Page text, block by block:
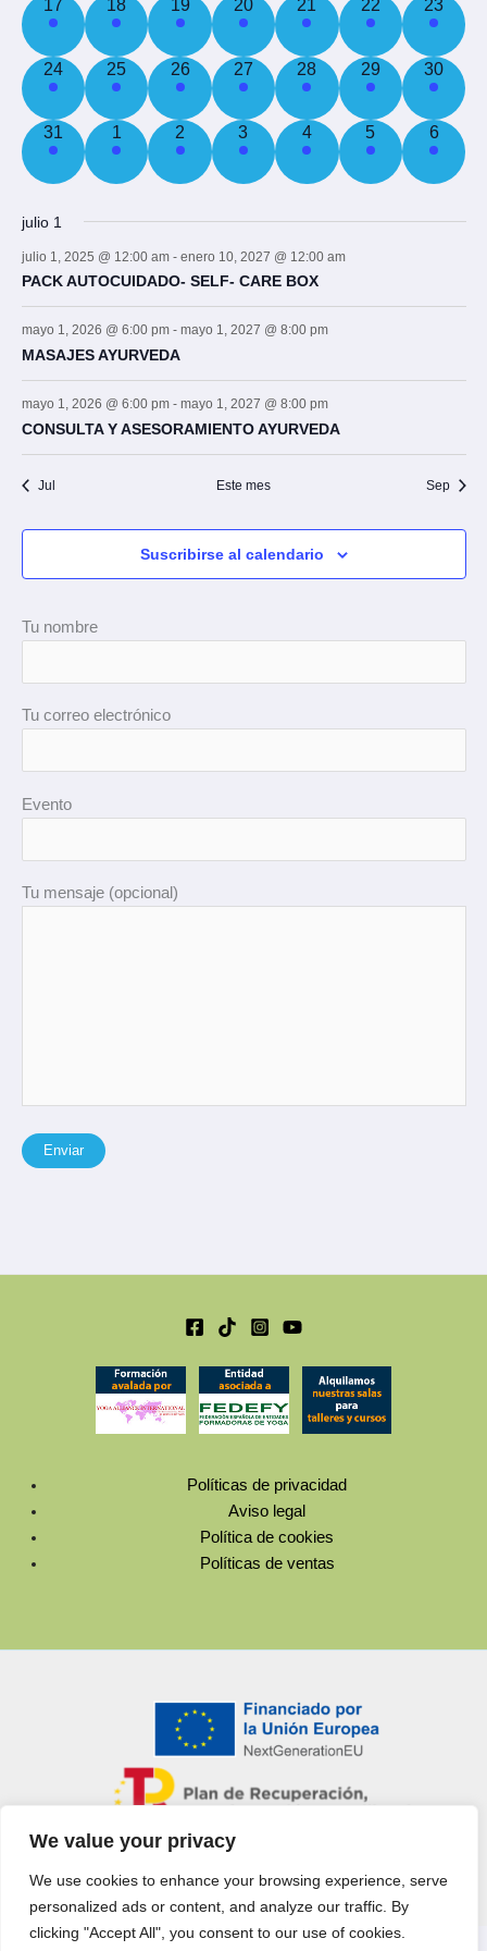
We value your privacy
We use cookies to enhance your browsing experience, serve
personalized ads or content, and analyze our traffic. By
clicking "Accept All", you consent to our use of cookies.
3
eventos,
17
3
eventos,
18
3
eventos,
19
3
eventos,
20
3
eventos,
21
3
eventos,
22
3
23
3
eventos,
24
3
eventos,
25
3
eventos,
26
3
eventos,
27
4
eventos,
28
4
eventos,
29
4
30
3
eventos,
31
3
eventos,
1
3
eventos,
2
3
eventos,
3
3
eventos,
4
3
eventos,
5
3
6
julio 1
julio 1, 2025 @ 12:00 am- enero 10, 2027 @ 12:00 am
PACK AUTOCUIDADO- SELF- CARE BOX
mayo 1, 2026 @ 6:00 pm- mayo 1, 2027 @ 8:00 pm
MASAJES AYURVEDA
mayo 1, 2026 @ 6:00 pm- mayo 1, 2027 @ 8:00 pm
CONSULTA Y ASESORAMIENTO AYURVEDA
Jul Este mes Sep
Suscribirse al calendario
Tu nombre
Tu correo electrónico
Evento
Tu mensaje (opcional)
Políticas de privacidad
Aviso legal
Política de cookies
Políticas de ventas
Copyright © 2025 | Todos los derechos reservados